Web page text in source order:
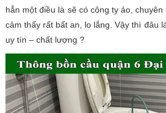
hẳn một điều là sẽ có công ty ảo,
cảm thấy rất bất an, lo lắng. Vậy thì đâu
uy tín – chất lượng ?